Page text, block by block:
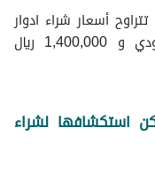
أسعار شراء ادوار
في الدفاع بين 1,250,000 ريال سعودي و 1,400,000 ريال
استكشافها لشراء